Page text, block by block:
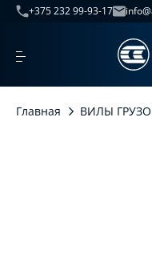
+375 232 99-93-17
Главная ВИЛЫ